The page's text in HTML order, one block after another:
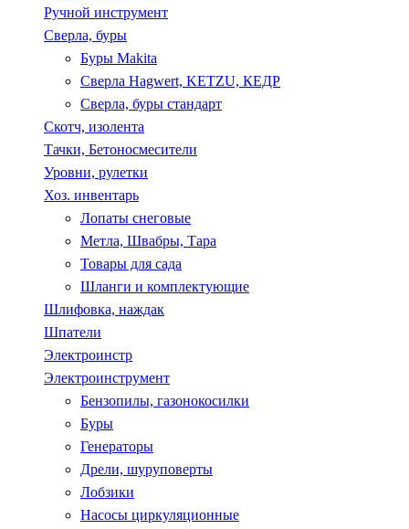
Ручной инструмент
Сверла, буры
Буры Makita
Сверла Hagwert, KETZU, КЕДР
Сверла, буры стандарт
Скотч, изолента
Тачки, Бетоносмесители
Уровни, рулетки
Хоз. инвентарь
Лопаты снеговые
Метла, Швабры, Тара
Товары для сада
Шланги и комплектующие
Шлифовка, наждак
Шпатели
Электроинстр
Электроинструмент
Бензопилы, газонокосилки
Буры
Генераторы
Дрели, шуруповерты
Лобзики
Насосы циркуляционные